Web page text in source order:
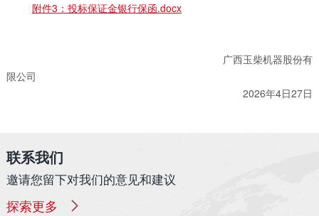
附件3：投标保证金银行保函.docx
广西玉柴机器股份有
限公司
2026年4日27日
联系我们
邀请您留下对我们的意见和建议
探索更多